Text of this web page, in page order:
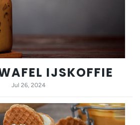
IJSKOFFIE
Jul 26, 2024